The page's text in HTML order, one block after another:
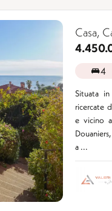
Casa,
4
Situata
ricercate
e vicino
a ...